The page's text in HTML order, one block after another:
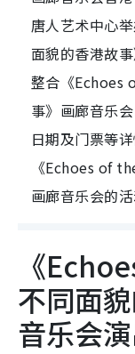
唐人艺术中心
面貌的香港故
整合《Echoes
事》画廊音乐
日期及门票等
《Echoes of
画廊音乐会的活
《
不同面
音乐会